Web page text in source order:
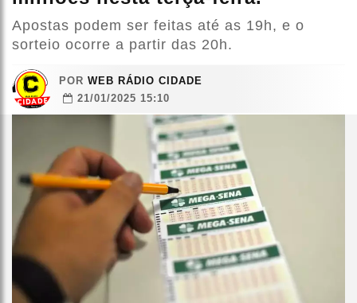
Apostas podem ser feitas até as 19h, e o
sorteio ocorre a partir das 20h.
POR WEB RÁDIO CIDADE
21/01/2025 15:10